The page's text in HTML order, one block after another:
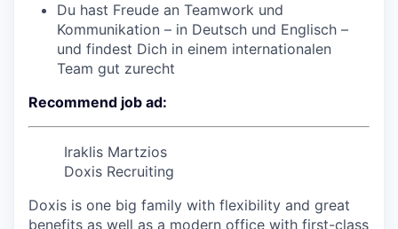
Du hast Freude an Teamwork und
Kommunikation – in Deutsch und Englisch –
und findest Dich in einem internationalen
Team gut zurecht
Recommend job ad:
Iraklis Martzios
Doxis Recruiting
Doxis is one big family with flexibility and great
benefits as well as a modern office with first-class